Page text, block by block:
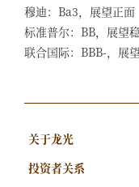
穆迪：Ba3，展望正面
标准普尔：BB，展望
联合国际：BBB-，展
关于龙光
投资者关系